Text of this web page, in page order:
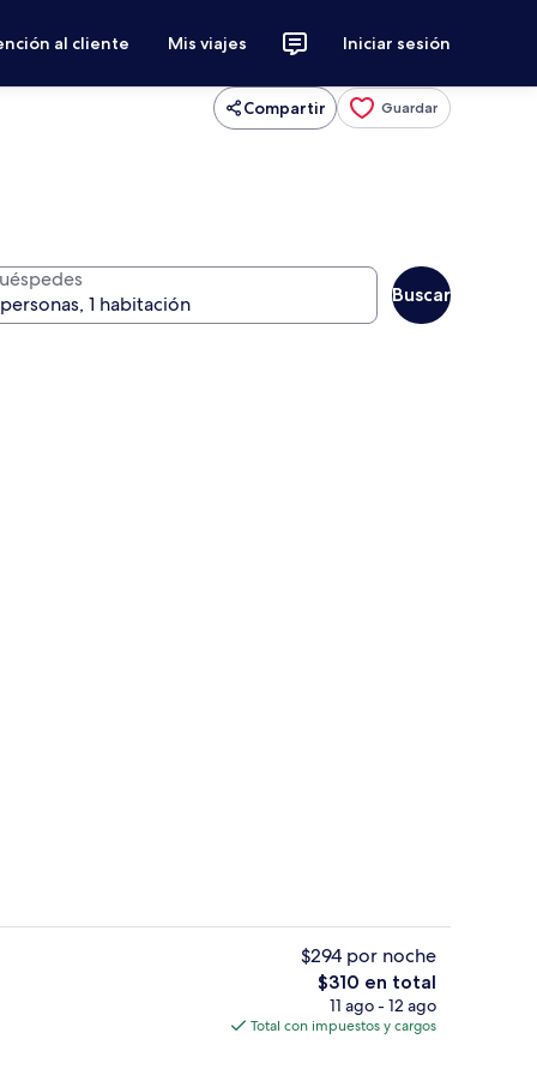
al cliente Mis viajes Iniciar sesión
Compartir Guardar
Buscar
Bar (en la propiedad)
$294 por noche
El
precio
total
$310 en total
11 ago - 12 ago
Total con impuestos y cargos